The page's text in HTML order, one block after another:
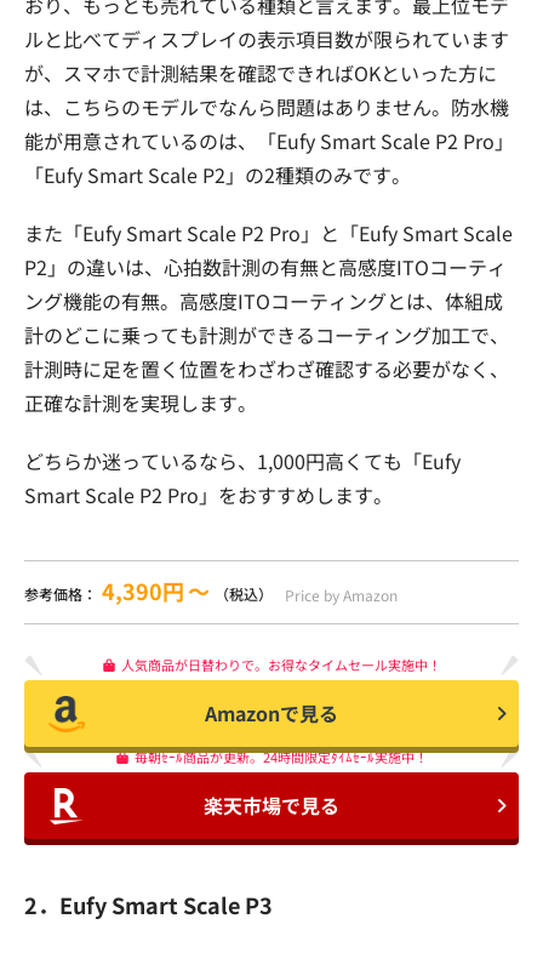
ルと比べてディスプレイの表示項目数が限られています
が、スマホで計測結果を確認できればOKといった方に
は、こちらのモデルでなんら問題はありません。防水機
能が用意されているのは、「Eufy Smart Scale P2 Pro」
「Eufy Smart Scale P2」の2種類のみです。
また「Eufy Smart Scale P2 Pro」と「Eufy Smart Scale
P2」の違いは、心拍数計測の有無と高感度ITOコーティ
ング機能の有無。高感度ITOコーティングとは、体組成
計のどこに乗っても計測ができるコーティング加工で、
計測時に足を置く位置をわざわざ確認する必要がなく、
正確な計測を実現します。
どちらか迷っているなら、1,000円高くても「Eufy
Smart Scale P2 Pro」をおすすめします。
参考価格： 4,390円〜 （税込） Price by Amazon
人気商品が日替わりで。お得なタイムセール実施中！
Amazonで見る
毎朝ｾｰﾙ商品が更新。24時間限定ﾀｲﾑｾｰﾙ実施中！
楽天市場で見る
2．Eufy Smart Scale P3